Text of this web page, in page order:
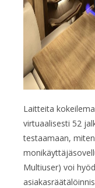
Laitteita
virtuaalisesti 52
testaamaan,
Multiuser) voi